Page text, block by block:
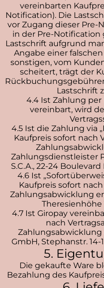
vereinbarten
Notification). Die
vor Zugang dieser
in der Pre-Notification
Lastschrift aufgrund
Angabe einer
sonstigen, vom
scheitert, trägt der
Lastschrift
4.4 Ist Zahlung
vereinbart, wird
4.5 Ist die Zahlung via
Kaufpreis sofort nach
Zahlungsdienstleister
S.C.A., 22-24
4.6 Ist
Kaufpreis sofort
Zahlungsabwicklung
Theresienhöhe
4.7 Ist Giropay
nach
GmbH, Stephanstr. 14-
5.
Die gekaufte Ware
Bezahlung des